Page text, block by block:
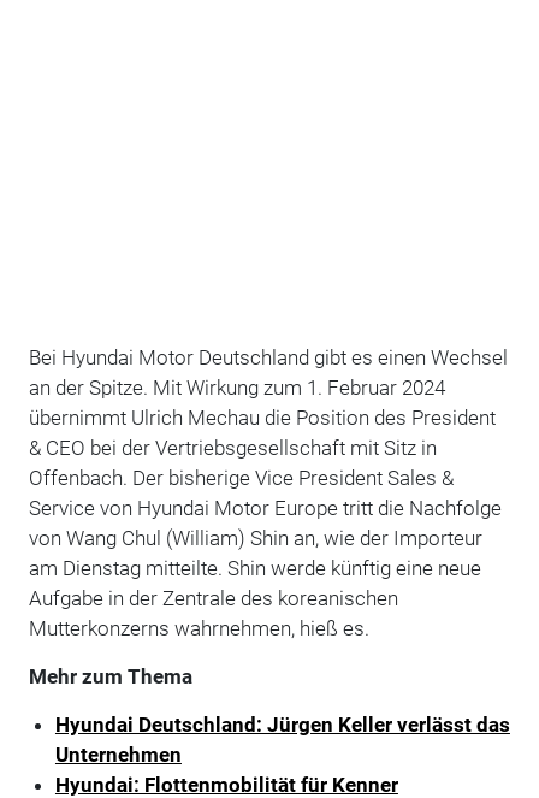
Bei Hyundai Motor Deutschland gibt es einen Wechsel
an der Spitze. Mit Wirkung zum 1. Februar 2024
übernimmt Ulrich Mechau die Position des President
& CEO bei der Vertriebsgesellschaft mit Sitz in
Offenbach. Der bisherige Vice President Sales &
Service von Hyundai Motor Europe tritt die Nachfolge
von Wang Chul (William) Shin an, wie der Importeur
am Dienstag mitteilte. Shin werde künftig eine neue
Aufgabe in der Zentrale des koreanischen
Mutterkonzerns wahrnehmen, hieß es.
Mehr zum Thema
Hyundai Deutschland: Jürgen Keller verlässt das
Unternehmen
Hyundai: Flottenmobilität für Kenner